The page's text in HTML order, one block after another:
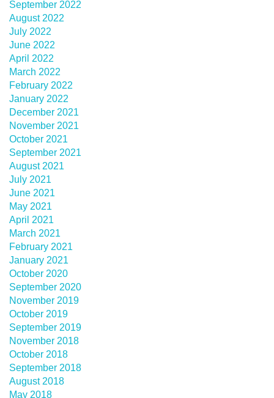
September 2022
August 2022
July 2022
June 2022
April 2022
March 2022
February 2022
January 2022
December 2021
November 2021
October 2021
September 2021
August 2021
July 2021
June 2021
May 2021
April 2021
March 2021
February 2021
January 2021
October 2020
September 2020
November 2019
October 2019
September 2019
November 2018
October 2018
September 2018
August 2018
May 2018